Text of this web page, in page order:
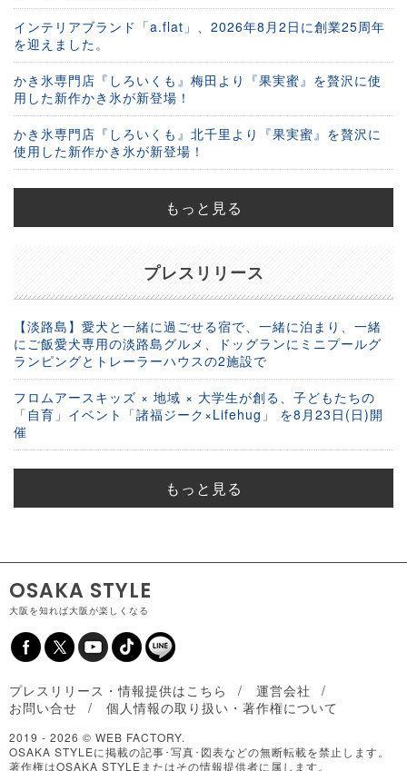
インテリアブランド「a.flat」、2026年8月2日に創業25周年
を迎えました。
かき氷専門店『しろいくも』梅田より『果実蜜』を贅沢に使
用した新作かき氷が新登場！
かき氷専門店『しろいくも』北千里より『果実蜜』を贅沢に
使用した新作かき氷が新登場！
もっと見る
プレスリリース
【淡路島】愛犬と一緒に過ごせる宿で、一緒に泊まり、一緒
にご飯愛犬専用の淡路島グルメ、ドッグランにミニプールグ
ランピングとトレーラーハウスの2施設で
フロムアースキッズ × 地域 × 大学生が創る、子どもたちの
「自育」イベント「諸福ジーク×Lifehug」 を8月23日(日)開
催
もっと見る
OSAKA STYLE
大阪を知れば大阪が楽しくなる
プレスリリース・情報提供はこちら
運営会社
お問い合せ
個人情報の取り扱い・著作権について
2019 - 2026 © WEB FACTORY.
OSAKA STYLEに掲載の記事･写真･図表などの無断転載を禁止します。
著作権はOSAKA STYLEまたはその情報提供者に属します。